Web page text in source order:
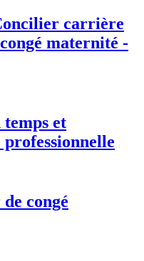
carrière
maternité -
et
congé